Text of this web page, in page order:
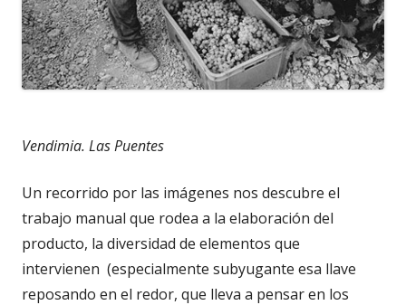
Vendimia. Las Puentes
Un recorrido por las imágenes nos descubre el
trabajo manual que rodea a la elaboración del
producto, la diversidad de elementos que
intervienen (especialmente subyugante esa llave
reposando en el redor, que lleva a pensar en los